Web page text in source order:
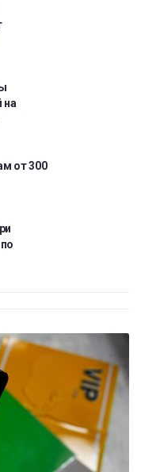
на
от 300